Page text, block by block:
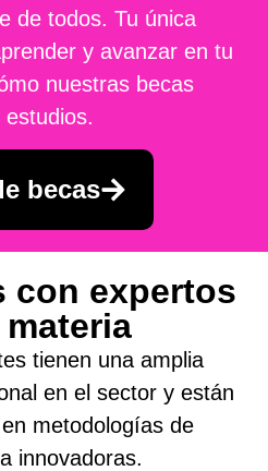
de todos. Tu única
y avanzar en tu
nuestras becas
becas
con expertos
tienen una amplia
en el sector y están
metodologías de
innovadoras.